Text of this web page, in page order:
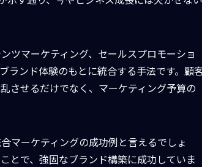
ツマーケティング、セールスプロモーショ
ランド体験のもとに統合する手法です。顧
させるだけでなく、マーケティング予算の
マーケティングの成功例と言えるでしょ
とで、強固なブランド構築に成功していま